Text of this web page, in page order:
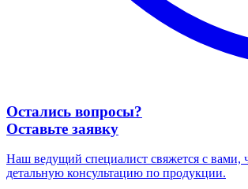
Остались вопросы?
Оставьте заявку
Наш ведущий специалист свяжется с вами,
детальную консультацию по продукции.